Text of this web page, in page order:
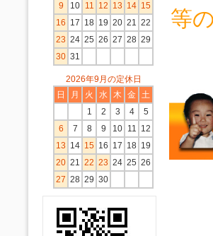
9
10 11 12 13 14 15
16 17 18 19 20 21 22
23 24 25 26 27 28 29
30 31
2026年9月の定休日
日
月 火 水 木 金 土
1
2 3 4
5
6
7 8 9 10 11 12
13 14 15 16 17 18 19
20 21 22 23 24 25 26
27 28 29 30
等